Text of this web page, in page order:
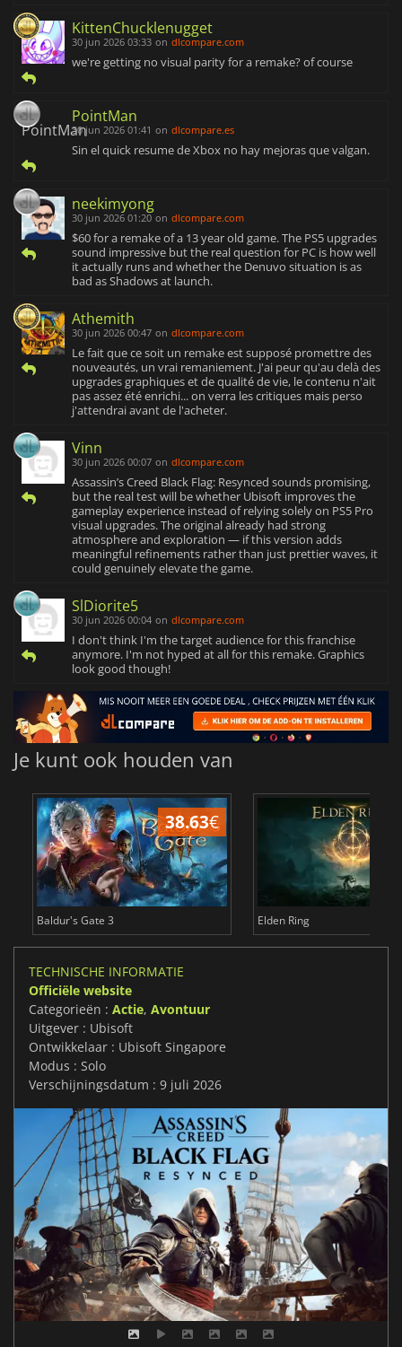
KittenChucklenugget
30 jun 2026 03:33 on dlcompare.com
we're getting no visual parity for a remake? of course
PointMan
30 jun 2026 01:41 on dlcompare.es
Sin el quick resume de Xbox no hay mejoras que valgan.
neekimyong
30 jun 2026 01:20 on dlcompare.com
$60 for a remake of a 13 year old game. The PS5 upgrades
sound impressive but the real question for PC is how well
it actually runs and whether the Denuvo situation is as
bad as Shadows at launch.
Athemith
30 jun 2026 00:47 on dlcompare.com
Le fait que ce soit un remake est supposé promettre des
nouveautés, un vrai remaniement. J'ai peur qu'au delà des
upgrades graphiques et de qualité de vie, le contenu n'ait
pas assez été enrichi... on verra les critiques mais perso
j'attendrai avant de l'acheter.
Vinn
30 jun 2026 00:07 on dlcompare.com
Assassin’s Creed Black Flag: Resynced sounds promising,
but the real test will be whether Ubisoft improves the
gameplay experience instead of relying solely on PS5 Pro
visual upgrades. The original already had strong
atmosphere and exploration — if this version adds
meaningful refinements rather than just prettier waves, it
could genuinely elevate the game.
SlDiorite5
30 jun 2026 00:04 on dlcompare.com
I don't think I'm the target audience for this franchise
anymore. I'm not hyped at all for this remake. Graphics
look good though!
Je kunt ook houden van
38.63€
Baldur's Gate 3 Elden Ring
TECHNISCHE INFORMATIE
Officiële website
Categorieën : Actie, Avontuur
Uitgever : Ubisoft
Ontwikkelaar : Ubisoft Singapore
Modus : Solo
Verschijningsdatum : 9 juli 2026